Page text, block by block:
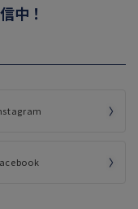
中！